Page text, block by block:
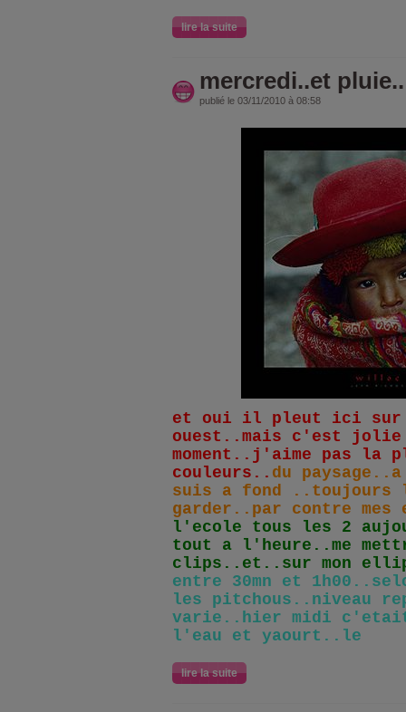
lire la suite
mercredi..et pluie..
publié le 03/11/2010 à 08:58
et oui il pleut ici sur
ouest..mais c'est jolie
moment..j'aime pas la
couleurs.. du
suis a fond ..toujours
garder..par contre mes
l'ecole tous les 2
tout a l'heure..me
clips..et..sur mon
entre 30mn et
les pitchous..niveau
varie..hier midi c'etait
l'eau et yaourt..le
lire la suite